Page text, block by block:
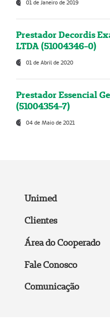
01 de Janeiro de 2019
Prestador Decordis
LTDA (51004346-0)
01 de Abril de 2020
Prestador Essencial
(51004354-7)
04 de Maio de 2021
Unimed
Clientes
Área do Cooperado
Fale Conosco
Comunicação